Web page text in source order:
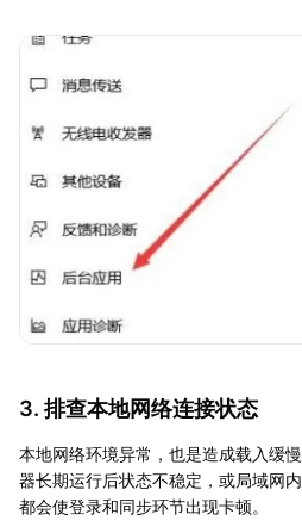
3. 排查本地网络连接状态
本地网络环境异常，也是造成载入缓
器长期运行后状态不稳定，或局域网
都会使登录和同步环节出现卡顿。